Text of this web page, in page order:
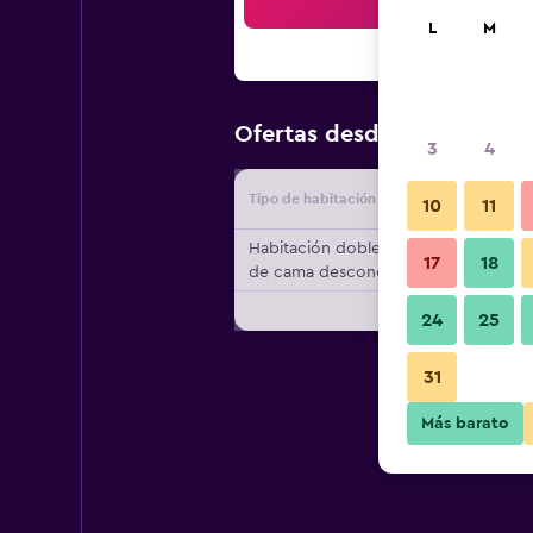
Ofertas desde Oferta
Tipo de habitación
Habitación doble, tipo
de cama desconocido
L M
3 4
10 11
17 18
24 25
31
Más barato